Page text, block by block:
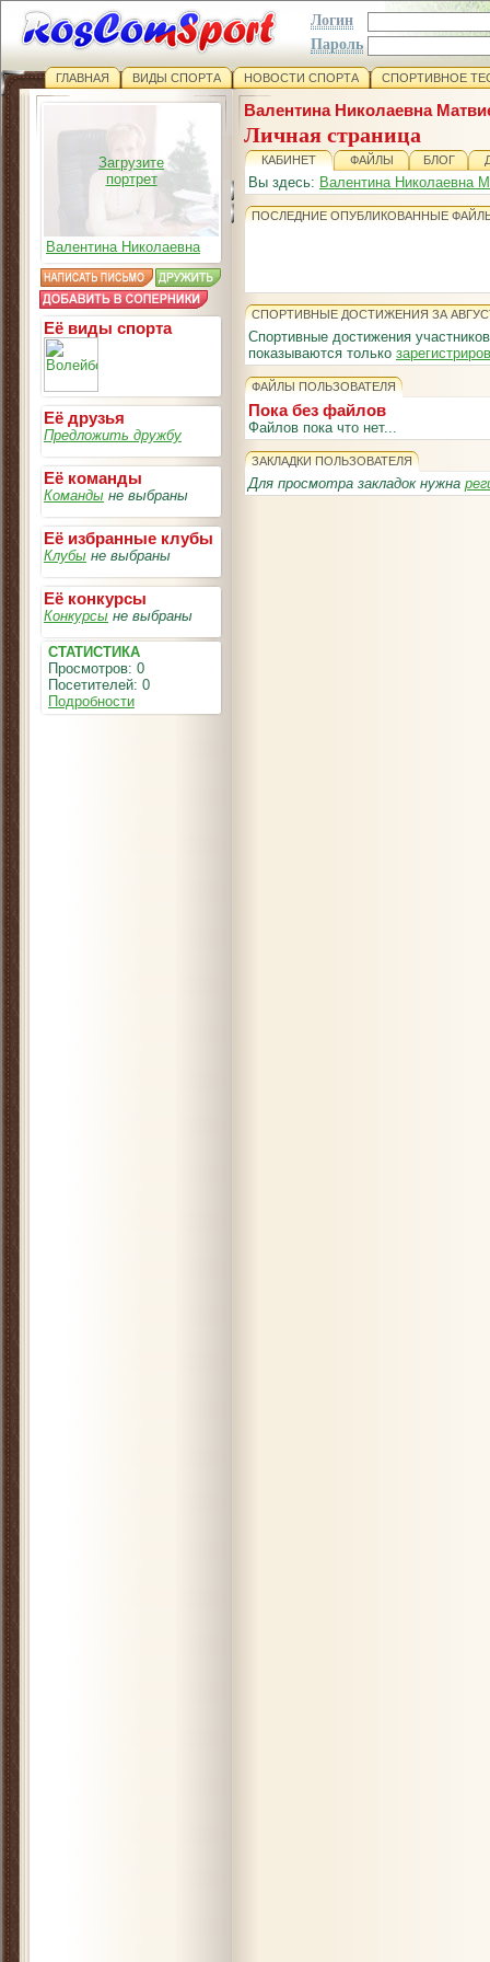
Логин
Пароль
ГЛАВНАЯ ВИДЫ СПОРТА НОВОСТИ СПОРТА СПОРТИВНОЕ
Загрузите
портрет
Валентина Николаевна
Её виды спорта
Её друзья
Предложить дружбу
Её команды
Команды не выбраны
Её избранные клубы
Клубы не выбраны
Её конкурсы
Конкурсы не выбраны
СТАТИСТИКА
Просмотров: 0
Посетителей: 0
Подробности
Валентина Николаевна
Личная страница
КАБИНЕТ ФАЙЛЫ БЛОГ
Вы здесь: Валентина Николаевна
ПОСЛЕДНИЕ ОПУБЛИКОВАННЫЕ
СПОРТИВНЫЕ ДОСТИЖЕНИЯ ЗА
Спортивные достижения
показываются только
ФАЙЛЫ ПОЛЬЗОВАТЕЛЯ
Пока без файлов
Файлов пока что нет...
ЗАКЛАДКИ ПОЛЬЗОВАТЕЛЯ
Для просмотра закладок нужна